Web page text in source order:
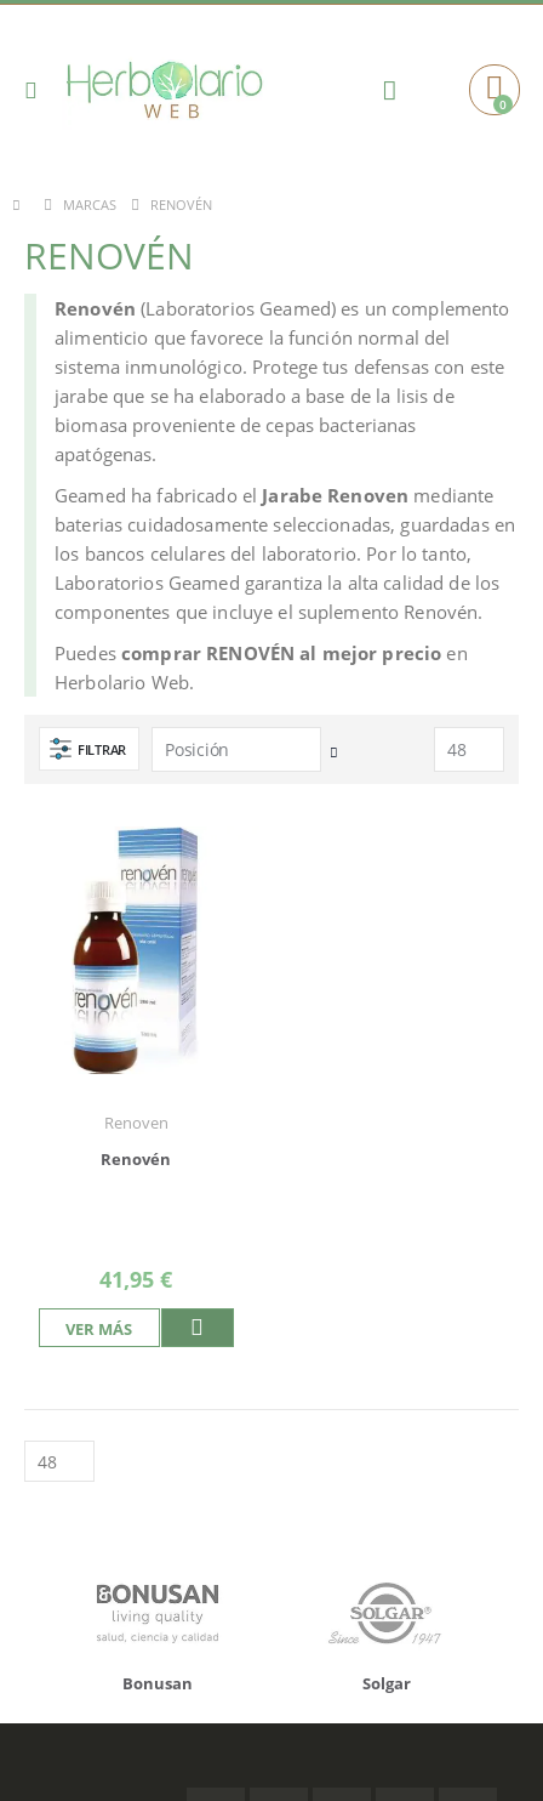
Toggle
Cart0
MARCAS RENOVÉN
RENOVÉN
Renovén(Laboratorios Geamed) es un complemento
alimenticio que favorece la función normal del
sistema inmunológico. Protege tus defensas con este
jarabe que se ha elaborado a base de la lisis de
biomasa proveniente de cepas bacterianas
apatógenas.
Geamed ha fabricado el Jarabe Renoven mediante
baterias cuidadosamente seleccionadas, guardadas en
los bancos celulares del laboratorio. Por lo tanto,
Laboratorios Geamed garantiza la alta calidad de los
componentes que incluye el suplemento Renovén.
Puedes comprar RENOVÉN al mejor precio en
Herbolario Web.
FILTRAR
Fijar
Renoven
Renovén
41,95 €
VER MÁS
Solgar Hifas da Terra